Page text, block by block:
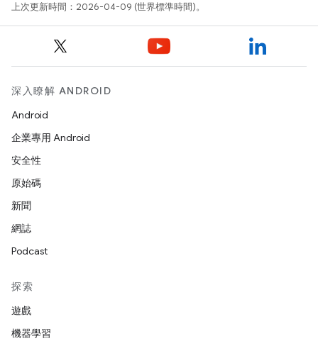
上次更新時間：2026-04-09 (世界標準時間)。
深入瞭解 ANDROID
Android
企業專用 Android
安全性
原始碼
新聞
網誌
Podcast
探索
遊戲
機器學習